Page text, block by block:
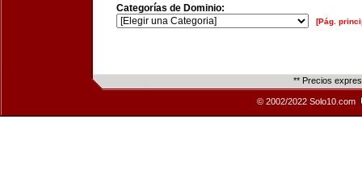
Categorías de Dominio:
[Pág.
** Precios
© 2002/2022 Solo10.com